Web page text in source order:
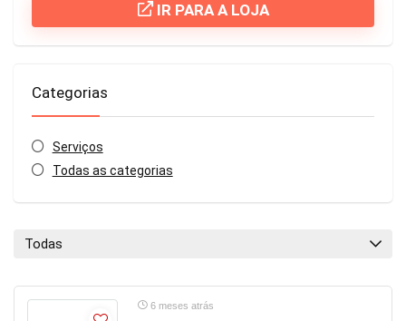
IR PARA A LOJA
Categorias
Serviços
Todas as categorias
Todas
6 meses atrás